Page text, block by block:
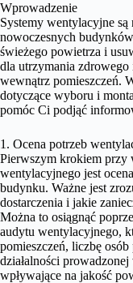
Wprowadzenie
Systemy wentylacyjne są
nowoczesnych
świeżego powietrza i
dla utrzymania
wewnątrz pomieszczeń.
dotyczące wyboru i
pomóc Ci podjąć
1. Ocena potrzeb
Pierwszym krokiem przy
wentylacyjnego jest
budynku. Ważne jest
dostarczenia i jakie
Można to osiągnąć
audytu wentylacyjnego,
pomieszczeń, liczbę
działalności
wpływające na jakość